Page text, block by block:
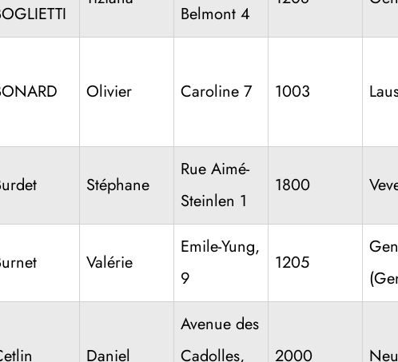
Belmont 4
Olivier Caroline 7 1003
Stéphane
Rue Aimé-
Steinlen 1
1800
Valérie
Emile-Yung,
9
1205
Daniel
Avenue des
Cadolles,
2000